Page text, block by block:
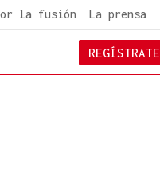
la fusión La prensa
REGÍSTRATE